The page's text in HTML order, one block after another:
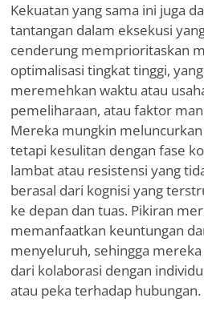
Kekuatan yang sama ini juga
tantangan dalam eksekusi
cenderung memprioritaskan
optimalisasi tingkat tinggi,
meremehkan waktu atau
pemeliharaan, atau faktor
Mereka mungkin
tetapi kesulitan dengan fase
lambat atau resistensi yang
berasal dari kognisi yang
ke depan dan tuas. Pikiran
memanfaatkan keuntungan
menyeluruh, sehingga
dari kolaborasi dengan
atau peka terhadap hubungan.